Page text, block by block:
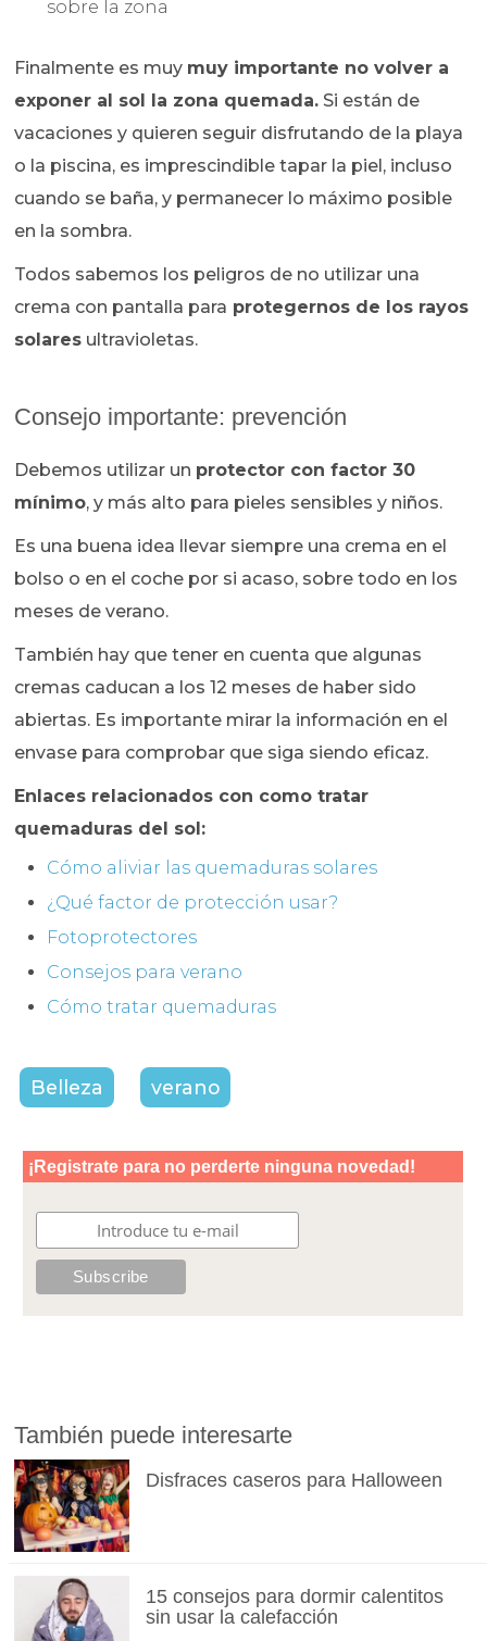
sobre la zona
Finalmente es muy muy importante no volver a
exponer al sol la zona quemada. Si están de
vacaciones y quieren seguir disfrutando de la playa
o la piscina, es imprescindible tapar la piel, incluso
cuando se baña, y permanecer lo máximo posible
en la sombra.
Todos sabemos los peligros de no utilizar una
crema con pantalla para protegernos de los rayos
solares ultravioletas.
Consejo importante: prevención
Debemos utilizar un protector con factor 30
mínimo, y más alto para pieles sensibles y niños.
Es una buena idea llevar siempre una crema en el
bolso o en el coche por si acaso, sobre todo en los
meses de verano.
También hay que tener en cuenta que algunas
cremas caducan a los 12 meses de haber sido
abiertas. Es importante mirar la información en el
envase para comprobar que siga siendo eficaz.
Enlaces relacionados con como tratar
quemaduras del sol:
Cómo aliviar las quemaduras solares
¿Qué factor de protección usar?
Fotoprotectores
Consejos para verano
Cómo tratar quemaduras
Belleza verano
También puede interesarte
Disfraces caseros para Halloween
15 consejos para dormir calentitos
sin usar la calefacción